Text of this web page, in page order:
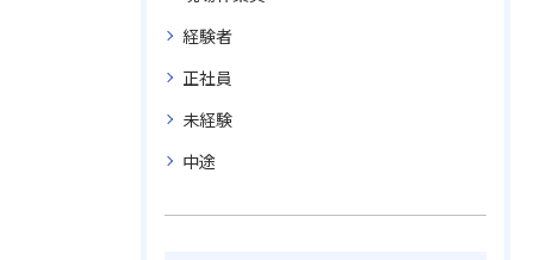
経験者
正社員
未経験
中途